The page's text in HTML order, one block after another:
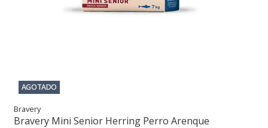
AGOTADO
Bravery
Bravery Mini Senior Herring Perro Arenque